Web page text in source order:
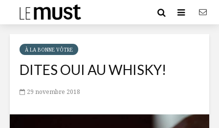
À LA BONNE VÔTRE
DITES OUI AU WHISKY!
29 novembre 2018